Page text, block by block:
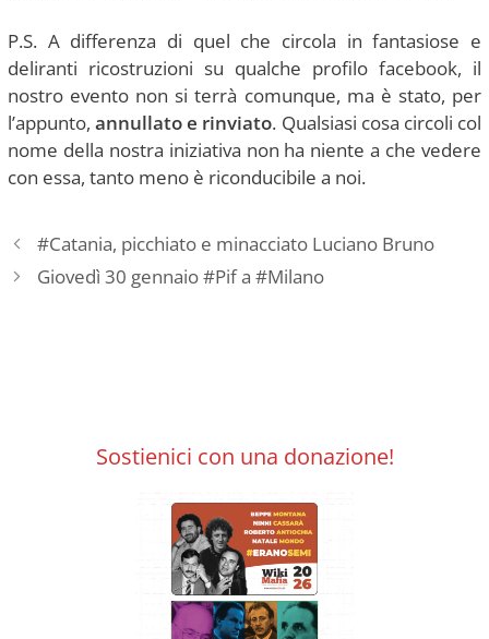
P.S. A differenza di quel che circola in fantasiose e
deliranti ricostruzioni su qualche profilo facebook, il
nostro evento non si terrà comunque, ma è stato, per
l’appunto,annullato e rinviato. Qualsiasi cosa circoli col
nome della nostra iniziativa non ha niente a che vedere
con essa, tanto meno è riconducibile a noi.
#Catania, picchiato e minacciato Luciano Bruno
Giovedì 30 gennaio #Pif a #Milano
Sostienici con una donazione!